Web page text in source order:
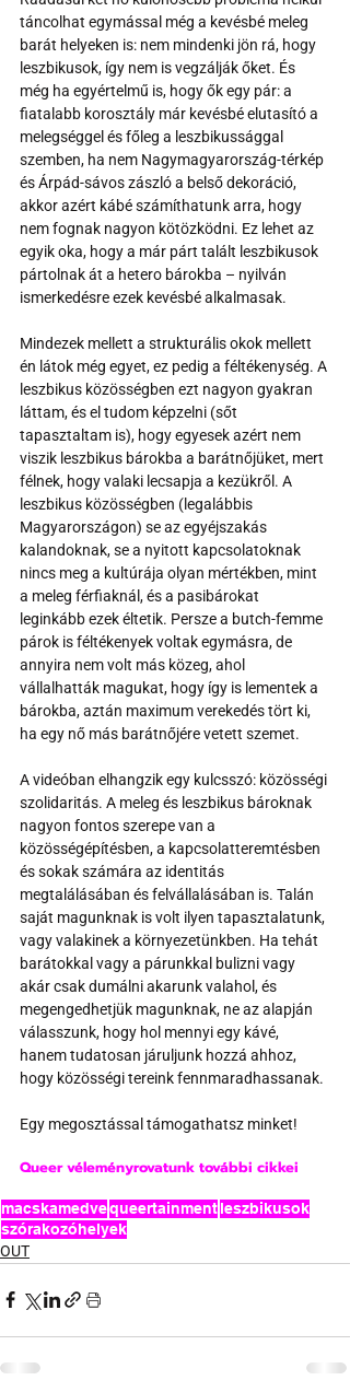
táncolhat egymással még a kevésbé meleg
barát helyeken is: nem mindenki jön rá, hogy
leszbikusok, így nem is vegzálják őket. És
még ha egyértelmű is, hogy ők egy pár: a
fiatalabb korosztály már kevésbé elutasító a
melegséggel és főleg a leszbikussággal
szemben, ha nem Nagymagyarország-térkép
és Árpád-sávos zászló a belső dekoráció,
akkor azért kábé számíthatunk arra, hogy
nem fognak nagyon kötözködni. Ez lehet az
egyik oka, hogy a már párt talált leszbikusok
pártolnak át a hetero bárokba – nyilván
ismerkedésre ezek kevésbé alkalmasak.
Mindezek mellett a strukturális okok mellett
én látok még egyet, ez pedig a féltékenység. A
leszbikus közösségben ezt nagyon gyakran
láttam, és el tudom képzelni (sőt
tapasztaltam is), hogy egyesek azért nem
viszik leszbikus bárokba a barátnőjüket, mert
félnek, hogy valaki lecsapja a kezükről. A
leszbikus közösségben (legalábbis
Magyarországon) se az egyéjszakás
kalandoknak, se a nyitott kapcsolatoknak
nincs meg a kultúrája olyan mértékben, mint
a meleg férfiaknál, és a pasibárokat
leginkább ezek éltetik. Persze a butch-femme
párok is féltékenyek voltak egymásra, de
annyira nem volt más közeg, ahol
vállalhatták magukat, hogy így is lementek a
bárokba, aztán maximum verekedés tört ki,
ha egy nő más barátnőjére vetett szemet.
A videóban elhangzik egy kulcsszó: közösségi
szolidaritás. A meleg és leszbikus bároknak
nagyon fontos szerepe van a
közösségépítésben, a kapcsolatteremtésben
és sokak számára az identitás
megtalálásában és felvállalásában is. Talán
saját magunknak is volt ilyen tapasztalatunk,
vagy valakinek a környezetünkben. Ha tehát
barátokkal vagy a párunkkal bulizni vagy
akár csak dumálni akarunk valahol, és
megengedhetjük magunknak, ne az alapján
válasszunk, hogy hol mennyi egy kávé,
hanem tudatosan járuljunk hozzá ahhoz,
hogy közösségi tereink fennmaradhassanak.
Egy megosztással támogathatsz minket!
Queer véleményrovatunk további cikkei
macskamedvequeertainmentleszbikusok
szórakozóhelyek
OUT